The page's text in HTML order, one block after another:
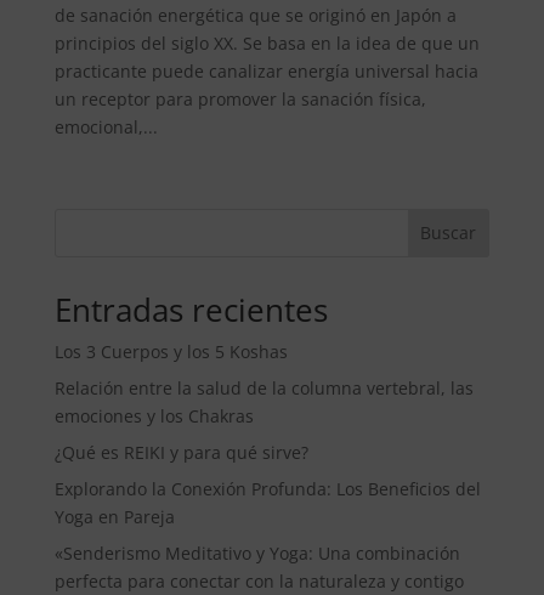
de sanación energética que se originó en Japón a
principios del siglo XX. Se basa en la idea de que un
practicante puede canalizar energía universal hacia
un receptor para promover la sanación física,
emocional,...
Buscar
Entradas recientes
Los 3 Cuerpos y los 5 Koshas
Relación entre la salud de la columna vertebral, las
emociones y los Chakras
¿Qué es REIKI y para qué sirve?
Explorando la Conexión Profunda: Los Beneficios del
Yoga en Pareja
«Senderismo Meditativo y Yoga: Una combinación
perfecta para conectar con la naturaleza y contigo